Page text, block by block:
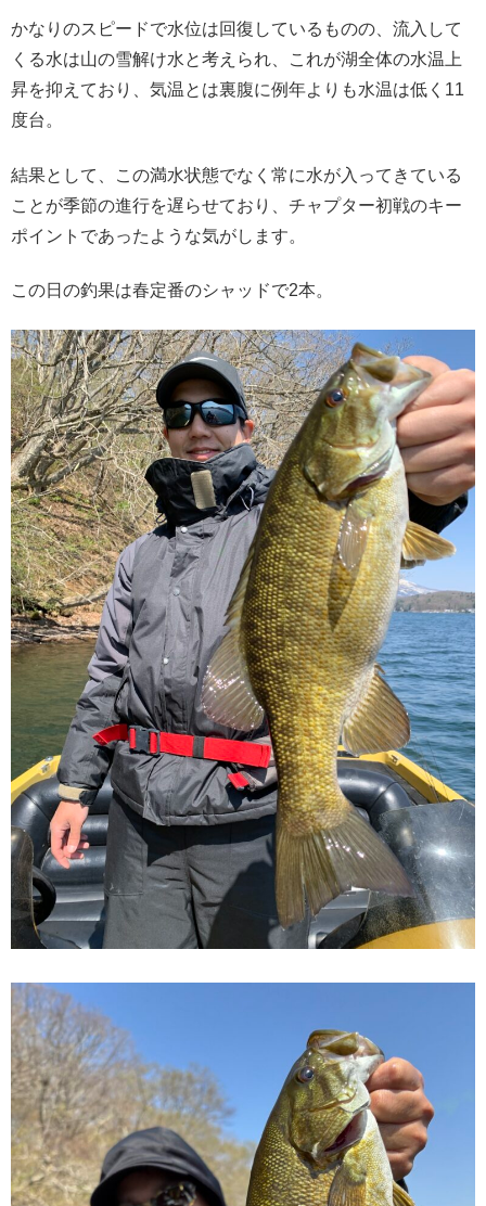
かなりのスピードで水位は回復しているものの、流入して
くる水は山の雪解け水と考えられ、これが湖全体の水温上
昇を抑えており、気温とは裏腹に例年よりも水温は低く11
度台。
結果として、この満水状態でなく常に水が入ってきている
ことが季節の進行を遅らせており、チャプター初戦のキー
ポイントであったような気がします。
この日の釣果は春定番のシャッドで2本。